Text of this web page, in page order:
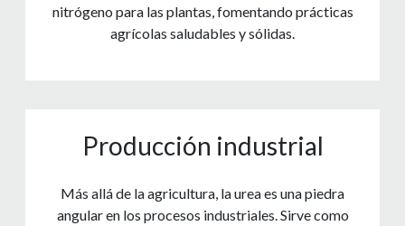
nitrógeno para las plantas, fomentando prácticas
agrícolas saludables y sólidas.
Producción industrial
Más allá de la agricultura, la urea es una piedra
angular en los procesos industriales. Sirve como